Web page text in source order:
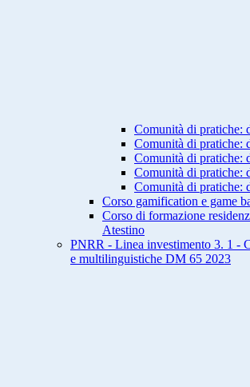
Comunità di pratiche:
Comunità di pratiche:
Comunità di pratiche:
Comunità di pratiche:
Comunità di pratiche:
Corso gamification e game
Corso di formazione
Atestino
PNRR - Linea investimento 3. 1 -
e multilinguistiche DM 65 2023